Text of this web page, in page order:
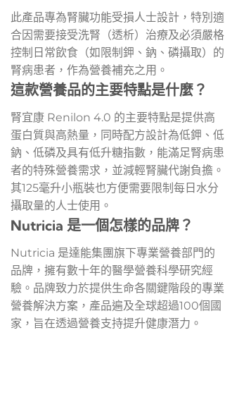
此產品專為腎臟功能受損人士設計，特別適
合因需要接受洗腎（透析）治療及必須嚴格
控制日常飲食（如限制鉀、鈉、磷攝取）的
腎病患者，作為營養補充之用。
這款營養品的主要特點是什麼？
腎宜康 Renilon 4.0 的主要特點是提供高
蛋白質與高熱量，同時配方設計為低鉀、低
鈉、低磷及具有低升糖指數，能滿足腎病患
者的特殊營養需求，並減輕腎臟代謝負擔。
其125毫升小瓶裝也方便需要限制每日水分
攝取量的人士使用。
Nutricia 是一個怎樣的品牌？
Nutricia 是達能集團旗下專業營養部門的
品牌，擁有數十年的醫學營養科學研究經
驗。品牌致力於提供生命各關鍵階段的專業
營養解決方案，產品遍及全球超過100個國
家，旨在透過營養支持提升健康潛力。